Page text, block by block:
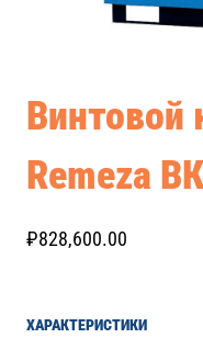
Винтовой
Remeza
₽828,600.00
ХАРАКТЕРИСТИКИ